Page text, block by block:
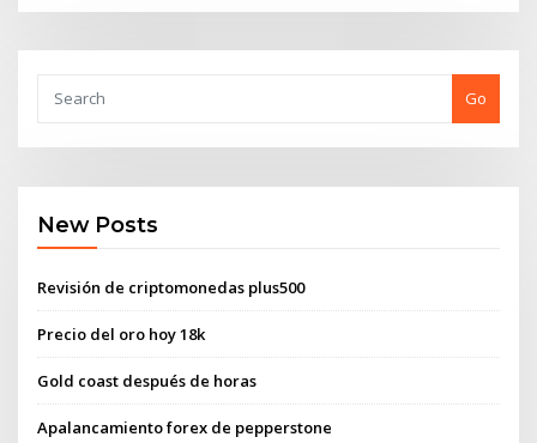
Go
New Posts
Revisión de criptomonedas plus500
Precio del oro hoy 18k
Gold coast después de horas
Apalancamiento forex de pepperstone